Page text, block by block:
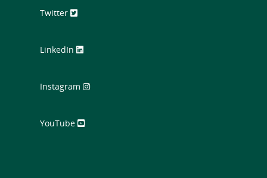
Twitter
LinkedIn
Instagram
YouTube